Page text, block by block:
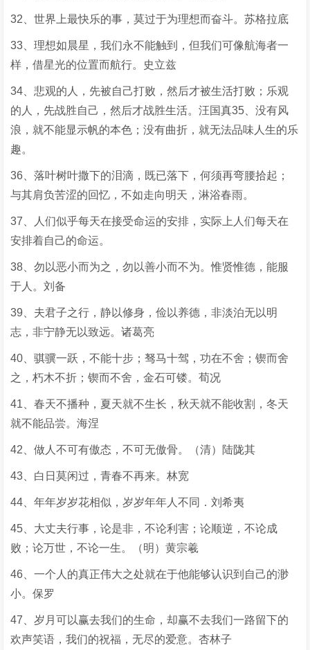
32、世界上最快乐的事，莫过于为理想而奋斗。苏格拉底
33、理想如晨星，我们永不能触到，但我们可像航海者一
样，借星光的位置而航行。史立兹
34、悲观的人，先被自己打败，然后才被生活打败；乐观
的人，先战胜自己，然后才战胜生活。汪国真35、没有风
浪，就不能显示帆的本色；没有曲折，就无法品味人生的乐
趣。
36、落叶树叶撒下的泪滴，既已落下，何须再弯腰拾起；
与其肩负苦涩的回忆，不如走向明天，淋浴春雨。
37、人们似乎每天在接受命运的安排，实际上人们每天在
安排着自己的命运。
38、勿以恶小而为之，勿以善小而不为。惟贤惟德，能服
于人。刘备
39、夫君子之行，静以修身，俭以养德，非淡泊无以明
志，非宁静无以致远。诸葛亮
40、骐骥一跃，不能十步；驽马十驾，功在不舍；锲而舍
之，朽木不折；锲而不舍，金石可镂。荀况
41、春天不播种，夏天就不生长，秋天就不能收割，冬天
就不能品尝。海涅
42、做人不可有傲态，不可无傲骨。（清）陆陇其
43、白日莫闲过，青春不再来。林宽
44、年年岁岁花相似，岁岁年年人不同．刘希夷
45、大丈夫行事，论是非，不论利害；论顺逆，不论成
败；论万世，不论一生。（明）黄宗羲
46、一个人的真正伟大之处就在于他能够认识到自己的渺
小。保罗
47、岁月可以赢去我们的生命，却赢不去我们一路留下的
欢声笑语，我们的祝福，无尽的爱意。杏林子